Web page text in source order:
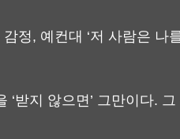
정, 예컨대 ‘저 사람은 나
‘받지 않으면’ 그만이다.